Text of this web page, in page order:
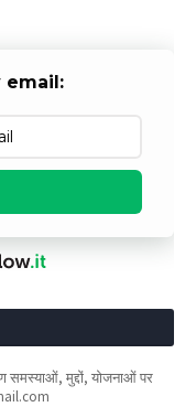
email:
मुद्दों, योजनाओं पर